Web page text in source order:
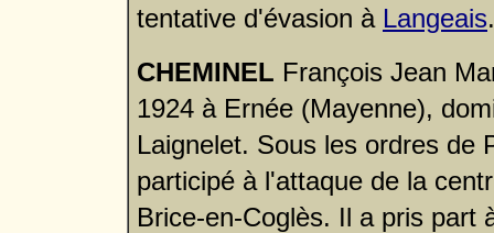
tentative d'évasion à Langeais.
CHEMINEL François Jean
1924 à Ernée (Mayenne),
Laignelet. Sous les ordres de
participé à l'attaque de la
Brice-en-Coglès. Il a pris part